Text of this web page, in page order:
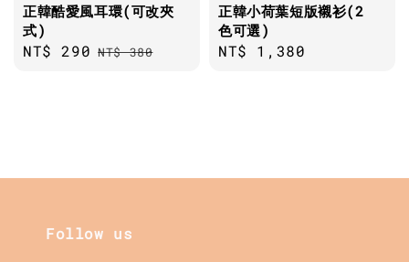
正韓酷愛風耳環(可改夾
式)
Sale
NT$ 290 Regular
NT$ 380
正韓小荷葉短版襯衫(2
色可選)
Regular
NT$ 1,380
Follow us